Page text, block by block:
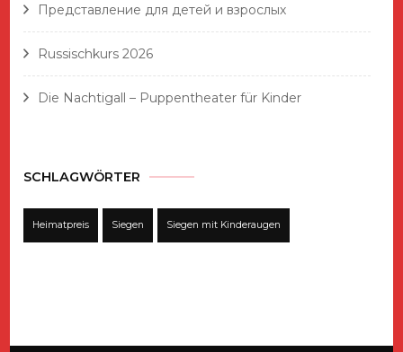
Представление для детей и взрослых
Russischkurs 2026
Die Nachtigall – Puppentheater für Kinder
SCHLAGWÖRTER
Heimatpreis Siegen Siegen mit Kinderaugen